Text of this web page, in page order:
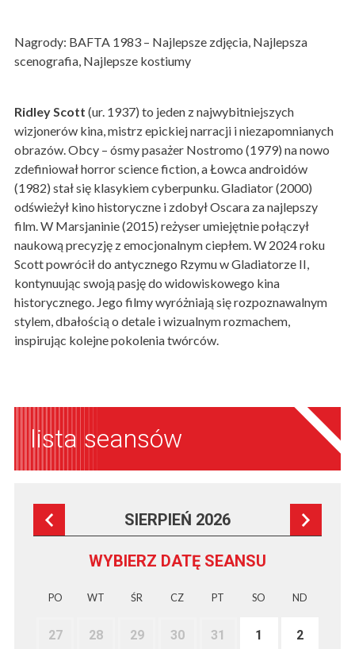
Nagrody: BAFTA 1983 – Najlepsze zdjęcia, Najlepsza
scenografia, Najlepsze kostiumy
Ridley Scott (ur. 1937) to jeden z najwybitniejszych
wizjonerów kina, mistrz epickiej narracji i niezapomnianych
obrazów. Obcy – ósmy pasażer Nostromo (1979) na nowo
zdefiniował horror science fiction, a Łowca androidów
(1982) stał się klasykiem cyberpunku. Gladiator (2000)
odświeżył kino historyczne i zdobył Oscara za najlepszy
film. W Marsjaninie (2015) reżyser umiejętnie połączył
naukową precyzję z emocjonalnym ciepłem. W 2024 roku
Scott powrócił do antycznego Rzymu w Gladiatorze II,
kontynuując swoją pasję do widowiskowego kina
historycznego. Jego filmy wyróżniają się rozpoznawalnym
stylem, dbałością o detale i wizualnym rozmachem,
inspirując kolejne pokolenia twórców.
lista seansów
SIERPIEŃ 2026
WYBIERZ DATĘ SEANSU
PO WT ŚR CZ PT SO ND
27 28 29 30 31 1 2